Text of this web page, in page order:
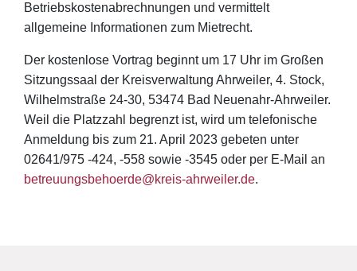
Betriebskostenabrechnungen und vermittelt
allgemeine Informationen zum Mietrecht.
Der kostenlose Vortrag beginnt um 17 Uhr im Großen
Sitzungssaal der Kreisverwaltung Ahrweiler, 4. Stock,
Wilhelmstraße 24-30, 53474 Bad Neuenahr-Ahrweiler.
Weil die Platzzahl begrenzt ist, wird um telefonische
Anmeldung bis zum 21. April 2023 gebeten unter
02641/975 -424, -558 sowie -3545 oder per E-Mail an
betreuungsbehoerde@kreis-ahrweiler.de.